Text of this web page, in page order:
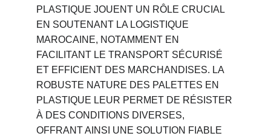
PLASTIQUE JOUENT UN RÔLE CRUCIAL
EN SOUTENANT LA LOGISTIQUE
MAROCAINE, NOTAMMENT EN
FACILITANT LE TRANSPORT SÉCURISÉ
ET EFFICIENT DES MARCHANDISES. LA
ROBUSTE NATURE DES PALETTES EN
PLASTIQUE LEUR PERMET DE RÉSISTER
À DES CONDITIONS DIVERSES,
OFFRANT AINSI UNE SOLUTION FIABLE